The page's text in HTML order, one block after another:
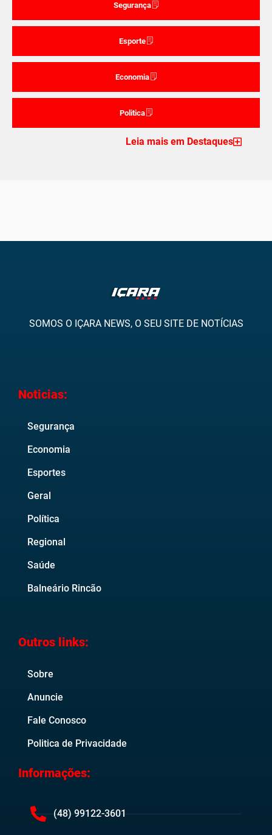
Segurança
Esporte
Economia
Politica
Leia mais em Destaques
SOMOS O IÇARA NEWS, O SEU SITE DE NOTÍCIAS
Noticias:
Segurança
Economia
Esportes
Geral
Política
Regional
Saúde
Balneário Rincão
Outros links:
Sobre
Anuncie
Fale Conosco
Politica de Privacidade
Informações:
(48) 99122-3601